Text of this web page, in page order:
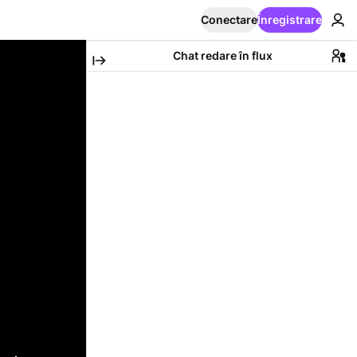
ConectareÎnregistrare
Chat redare în flux